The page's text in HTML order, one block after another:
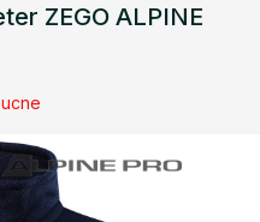
ZEGO ALPINE